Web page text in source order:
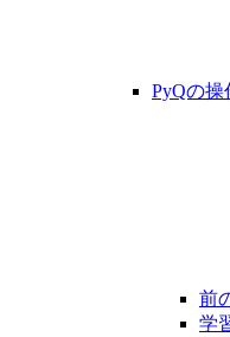
PyQの操
前
学